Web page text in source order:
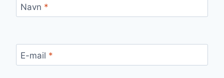
Navn *
E-mail *